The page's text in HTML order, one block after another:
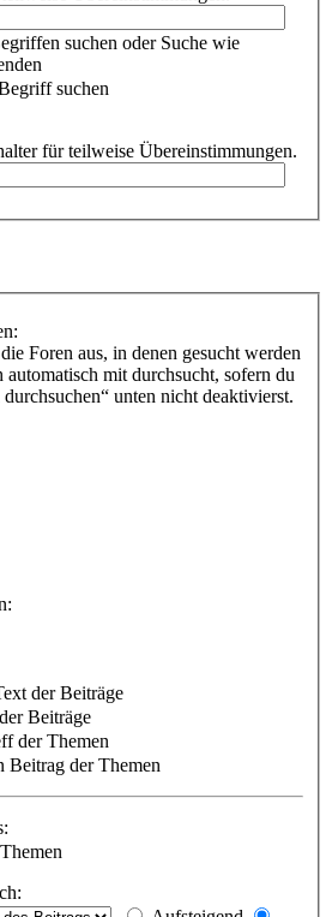
suchen oder Suche wie
suchen
für teilweise Übereinstimmungen.
Foren aus, in denen gesucht werden
mit durchsucht, sofern du
unten nicht deaktivierst.
der Beiträge
Beiträge
der Themen
Beitrag der Themen
Themen